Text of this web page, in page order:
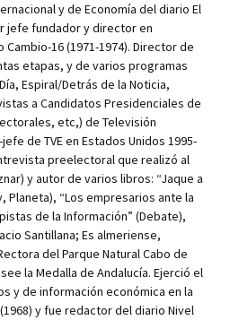
y de Economía del diario El
jefe fundador y director en
16 (1971-1974). Director de
etapas, y de varios programas
Espiral/Detrás de la Noticia,
a Candidatos Presidenciales de
etc,) de Televisión
de TVE en Estados Unidos 1995-
preelectoral que realizó al
y autor de varios libros: “Jaque a
Planeta), “Los empresarios ante la
de la Información” (Debate),
Santillana; Es almeriense,
del Parque Natural Cabo de
la Medalla de Andalucía. Ejerció el
y de información económica en la
y fue redactor del diario Nivel